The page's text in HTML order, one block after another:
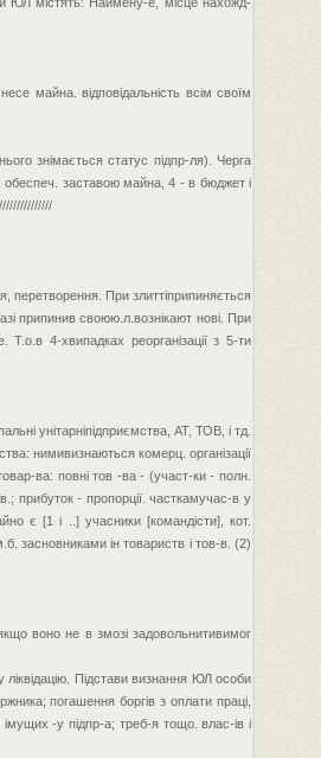
майна. відповідальність всім своїм
знімається статус підпр-ля). Черга
обеспеч. заставою майна, 4 - в бюджет і
перетворення. При злиттіприпиняється
припинив своюю.л.вознікают нові. При
4-хвипадках реорганізації з 5-ти
унітарніпідприємства, АТ, ТОВ, і тд.
нимивизнаються комерц. організації
ва: повні тов -ва - (участ-ки - полн.
прибуток - пропорції. часткамучас-в у
є [1 і ..] учасники [командісти], кот.
засновниками ін товариств і тов-в. (2)
воно не в змозі задовольнитивимог
Підстави визнання ЮЛ особи
погашення боргів з оплати праці,
-у підпр-а; треб-я тощо. влас-ів і